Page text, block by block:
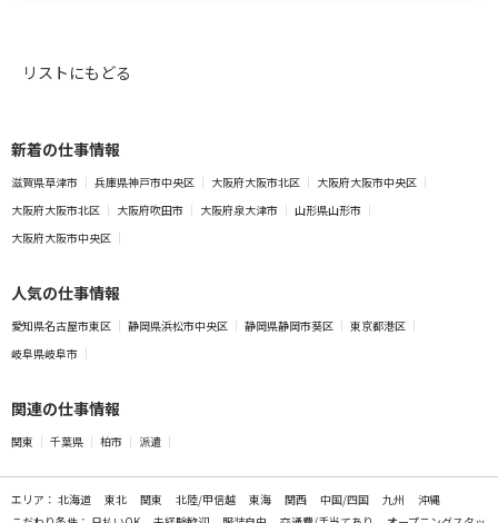
リストにもどる
新着の仕事情報
滋賀県草津市 兵庫県神戸市中央区 大阪府大阪市北区
大阪府大阪市中央区
大阪府大阪市北区
大阪府吹田市 大阪府泉大津市
山形県山形市
大阪府大阪市中央区
人気の仕事情報
愛知県名古屋市東区 静岡県浜松市中央区 静岡県静岡市葵区
東京都港区
岐阜県岐阜市
関連の仕事情報
関東 千葉県 柏市 派遣
エリア： 北海道 東北 関東 北陸/甲信越 東海 関西 中国/四国 九州
沖縄